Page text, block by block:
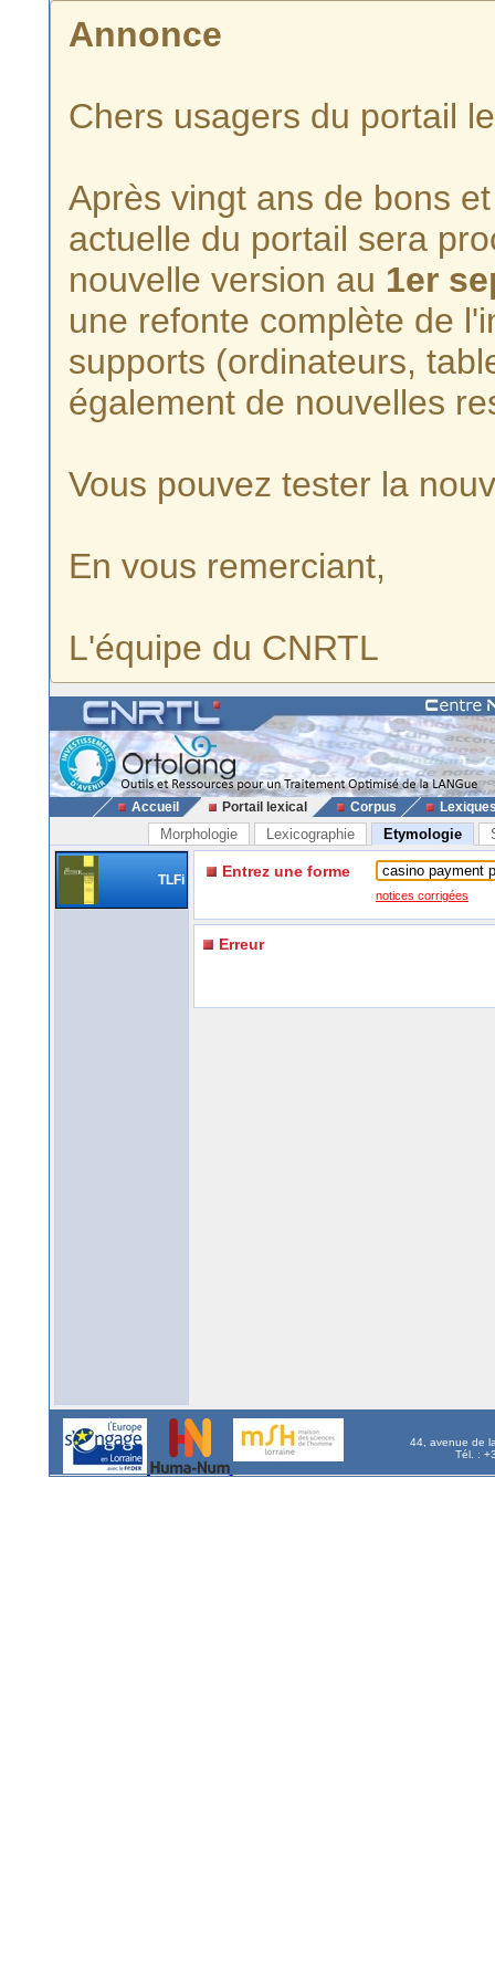
Annonce
Chers usagers du portail
Après vingt ans de bons
actuelle du portail sera
nouvelle version au 1er
une refonte complète de
supports (ordinateurs,
également de nouvelles
Vous pouvez tester la
En vous remerciant,
L'équipe du CNRTL
Accueil Portail lexical Corpus
Morphologie Lexicographie Etymologie
TLFi Entrez une forme
notices corrigées
Erreur
44, avenue de
Tél. :